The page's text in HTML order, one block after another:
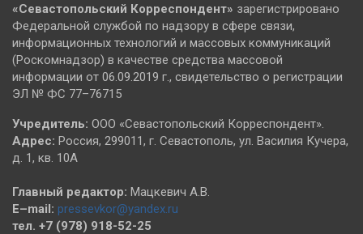
«Севастопольский Корреспондент» зарегистрировано
Федеральной службой по надзору в сфере связи,
информационных технологий и массовых коммуникаций
(Роскомнадзор) в качестве средства массовой
информации от 06.09.2019 г., свидетельство о регистрации
ЭЛ № ФС 77–76715
Учредитель: ООО «Севастопольский Корреспондент».
Адрес: Россия, 299011, г. Севастополь, ул. Василия Кучера,
д. 1, кв. 10А
Главный редактор: Мацкевич А.В.
E–mail: pressevkor@yandex.ru
тел. +7 (978) 918-52-25